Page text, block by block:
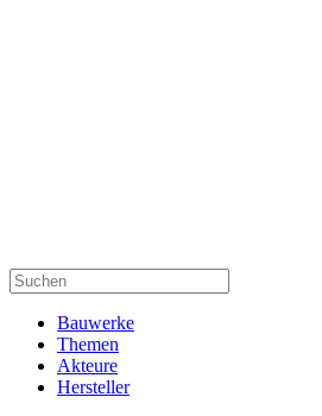
Bauwerke
Themen
Akteure
Hersteller